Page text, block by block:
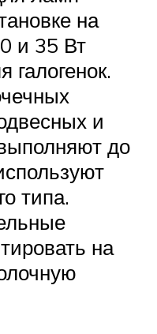
на
и 35 Вт
галогенок.
и
до
типа.
на